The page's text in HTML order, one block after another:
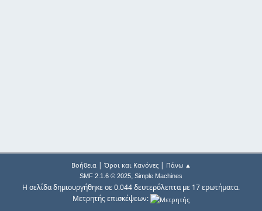
Βοήθεια| Όροι και Κανόνες| Πάνω ▲
SMF 2.1.6 © 2025, Simple Machines
Η σελίδα δημιουργήθηκε σε 0.044 δευτερόλεπτα με 17 ερωτήματα.
Μετρητής επισκέψεων: